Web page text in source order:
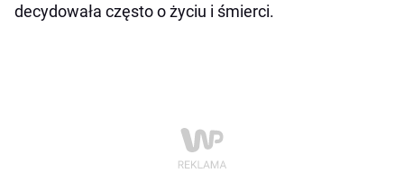
decydowała często o życiu i śmierci.